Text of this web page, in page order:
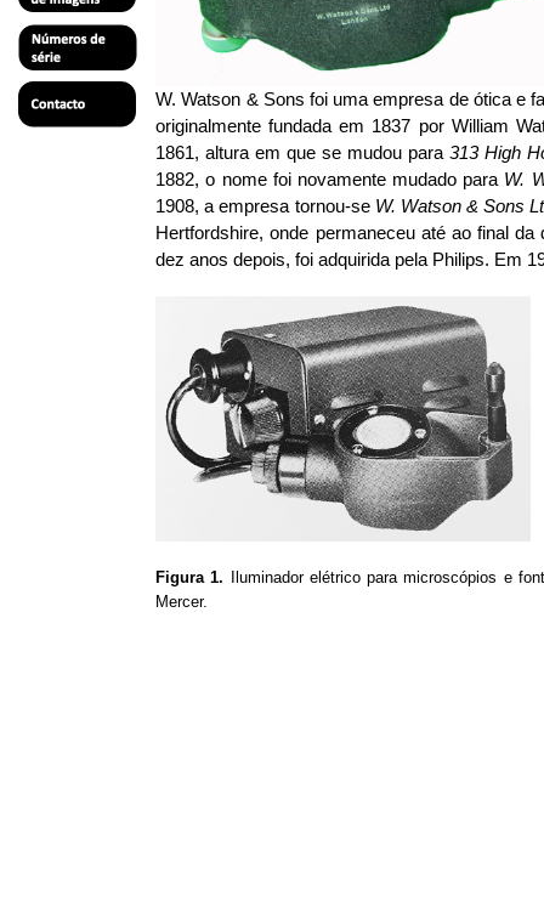
W. Watson & Sons foi uma empresa de ótica e
originalmente fundada em 1837 por William
1861, altura em que se mudou para313 High
1882, o nome foi novamente mudado para W.
1908, a empresa tornou-se W. Watson & Sons
Hertfordshire, onde permaneceu até ao final
dez anos depois, foi adquirida pela Philips. Em
Figura 1. Iluminador elétrico para microscópios e
Mercer.